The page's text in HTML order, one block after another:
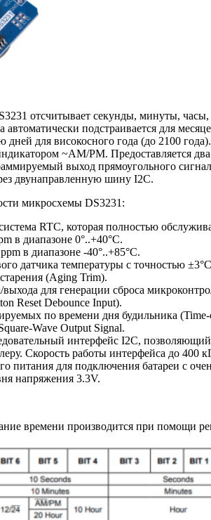
отсчитывает секунды, минуты,
автоматически подстраивается для
дней для високосного года (до 2100
~AM/PM. Предоставляется
выход прямоугольного
двунаправленную шину I2C.
микросхемы DS3231:
RTC, которая полностью
в диапазоне 0°..+40°C.
в диапазоне -40°..+85°C.
датчика температуры с точностью
(Aging Trim).
для генерации сброса
Reset Debounce Input).
по времени дня будильника
Wave Output Signal.
интерфейс I2C,
Скорость работы интерфейса до 400
питания для подключения батареи с
напряжения 3.3V.
времени производится при помощи